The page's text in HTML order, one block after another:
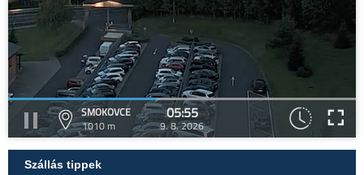
SMOKOVCE
1010 m
05:55
9. 8. 2026
Szállás tippek